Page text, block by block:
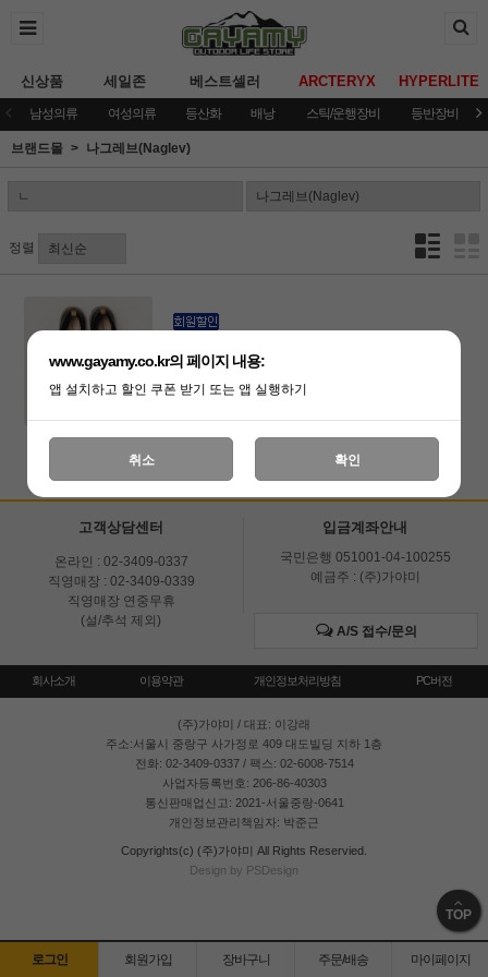
신상품 세일존 베스트셀러 ARCTERYX HYPERLITE
남성의류 여성의류 등산화 배낭 스틱/운행장비 등반장비
브랜드몰 나그레브(Naglev)
정렬
고객상담센터
온라인 : 02-3409-0337
직영매장 : 02-3409-0339
직영매장 연중무휴
(설/추석 제외)
입금계좌안내
국민은행 051001-04-100255
예금주 : (주)가야미
A/S 접수/문의
회사소개 이용약관 개인정보처리방침 PC버전
(주)가야미 / 대표: 이강래
주소:서울시 중랑구 사가정로 409 대도빌딩 지하 1층
전화: 02-3409-0337 / 팩스: 02-6008-7514
사업자등록번호: 206-86-40303
통신판매업신고: 2021-서울중랑-0641
개인정보관리책임자: 박준근
Copyrights(c) (주)가야미 All Rights Reservied.
Design by PSDesign
TOP
로그인 회원가입 장바구니 주문/배송 마이페이지
www.gayamy.co.kr의 페이지 내용:
앱 설치하고 할인 쿠폰 받기 또는 앱 실행하기
취소 확인